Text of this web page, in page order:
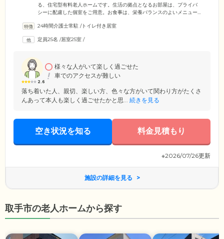
る、住宅型有料老人ホームです。生活の拠点となるお部屋は、プライバ
シーに配慮した個室をご用意。お食事は、栄養バランスのよいメニュー
ら、和気あいあいとした時間をお楽しみください。また「ご自宅で暮ら
や就寝時間などの決まりは設けておりません。ご家族様やご友人様にも
24時間介護士常駐 /トイレ付き居室
定員25名 /居室25室 /
2.6
様々な人がいて楽しく過ごせた
車でのアクセスが難しい
落ち着いた人、親切、楽しい方、色々な方がいて関わり方がたくさ
んあって本人も楽しく過ごせたかと思... 続きを見る
空き状況を知る 料金見積もり
※2026/07/26更新
施設の詳細を見る
取手市の老人ホームから探す